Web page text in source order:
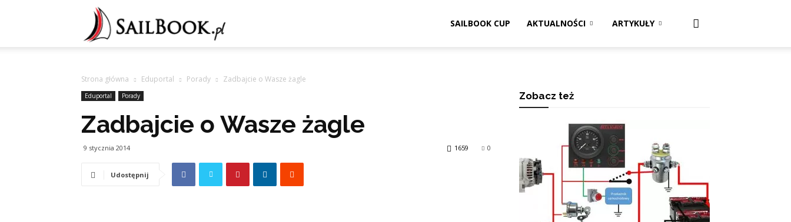
SAILBOOK CUP AKTUALNOŚCI ARTYKUŁY
Strona główna Eduportal Porady Zadbajcie o Wasze żagle
Eduportal Porady
Zadbajcie o Wasze żagle
9 stycznia 2014 0
1659
Udostępnij
Zobacz też